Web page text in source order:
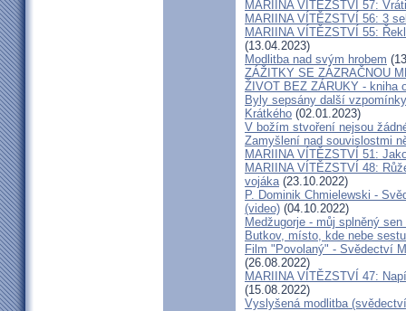
MARIINA VÍTĚZSTVÍ 57:
MARIINA VÍTĚZSTVÍ 56: 3
MARIINA VÍTĚZSTVÍ 55:
(13.04.2023)
Modlitba nad svým hrobem
ZÁŽITKY SE ZÁZRAČNOU
ŽIVOT BEZ ZÁRUKY - kniha
Byly sepsány další
Krátkého (02.01.2023)
V božím stvoření nejsou
Zamyšlení nad souvislostmi
MARIINA VÍTĚZSTVÍ 51:
MARIINA VÍTĚZSTVÍ 48:
vojáka(23.10.2022)
P. Dominik Chmielewski -
(video) (04.10.2022)
Medžugorje - můj splněný
Butkov, místo, kde nebe
Film "Povolaný" - Svědectví
(26.08.2022)
MARIINA VÍTĚZSTVÍ 47:
(15.08.2022)
Vyslyšená modlitba